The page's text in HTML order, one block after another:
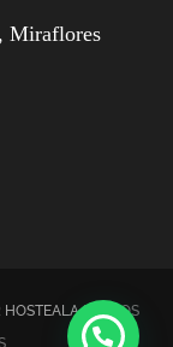
Miraflores
HOSTEALA| TODOS